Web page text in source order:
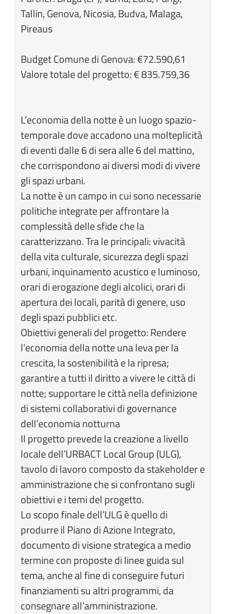
Tallin, Genova, Nicosia, Budva, Malaga,
Pireaus
Budget Comune di Genova:€72.590,61
Valore totale del progetto: € 835.759,36
L’economia della notte è un luogo spazio-
temporale dove accadono una molteplicità
di eventi dalle 6 di sera alle 6 del mattino,
che corrispondono ai diversi modi di vivere
gli spazi urbani.
La notte è un campo in cui sono necessarie
politiche integrate per affrontare la
complessità delle sfide che la
caratterizzano. Tra le principali: vivacità
della vita culturale, sicurezza degli spazi
urbani, inquinamento acustico e luminoso,
orari di erogazione degli alcolici, orari di
apertura dei locali, parità di genere, uso
degli spazi pubblici etc.
Obiettivi generali del progetto: Rendere
l’economia della notte una leva per la
crescita, la sostenibilità e la ripresa;
garantire a tutti il diritto a vivere le città di
notte; supportare le città nella definizione
di sistemi collaborativi di governance
dell’economia notturna
Il progetto prevede la creazione a livello
locale dell’URBACT Local Group (ULG),
tavolo di lavoro composto da stakeholder e
amministrazione che si confrontano sugli
obiettivi e i temi del progetto.
Lo scopo finale dell’ULG è quello di
produrre il Piano di Azione Integrato,
documento di visione strategica a medio
termine con proposte di linee guida sul
tema, anche al fine di conseguire futuri
finanziamenti su altri programmi, da
consegnare all’amministrazione.